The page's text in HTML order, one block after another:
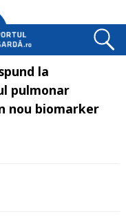
la
pulmonar
nou biomarker